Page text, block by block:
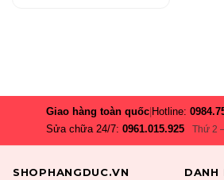
Giao hàng toàn quốc Hotline:
Sửa chữa 24/7:0961.015.925 Thứ 2
SHOPHANGDUC.VN DANH